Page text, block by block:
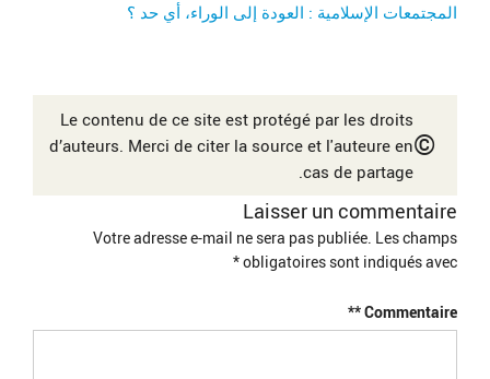
المجتمعات الإسلامية : العودة إلى الوراء، أي حد ؟
©
Le contenu de ce site est protégé par les droits
d’auteurs. Merci de citer la source et l'auteure en
cas de partage.
Laisser un commentaire
Votre adresse e-mail ne sera pas publiée. Les champs
obligatoires sont indiqués avec
*
Commentaire
*